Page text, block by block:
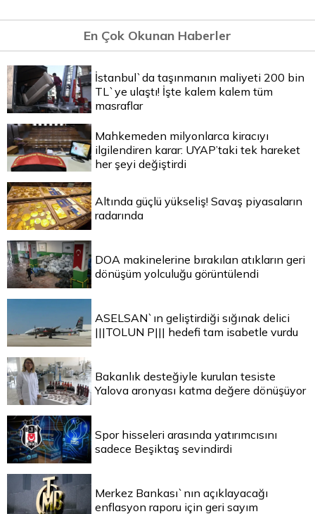
En Çok Okunan Haberler
İstanbul`da taşınmanın maliyeti 200 bin
TL`ye ulaştı! İşte kalem kalem tüm
masraflar
Mahkemeden milyonlarca kiracıyı
ilgilendiren karar: UYAP’taki tek hareket
her şeyi değiştirdi
Altında güçlü yükseliş! Savaş piyasaların
radarında
DOA makinelerine bırakılan atıkların geri
dönüşüm yolculuğu görüntülendi
ASELSAN`ın geliştirdiği sığınak delici
|||TOLUN P||| hedefi tam isabetle vurdu
Bakanlık desteğiyle kurulan tesiste
Yalova aronyası katma değere dönüşüyor
Spor hisseleri arasında yatırımcısını
sadece Beşiktaş sevindirdi
Merkez Bankası`nın açıklayacağı
enflasyon raporu için geri sayım